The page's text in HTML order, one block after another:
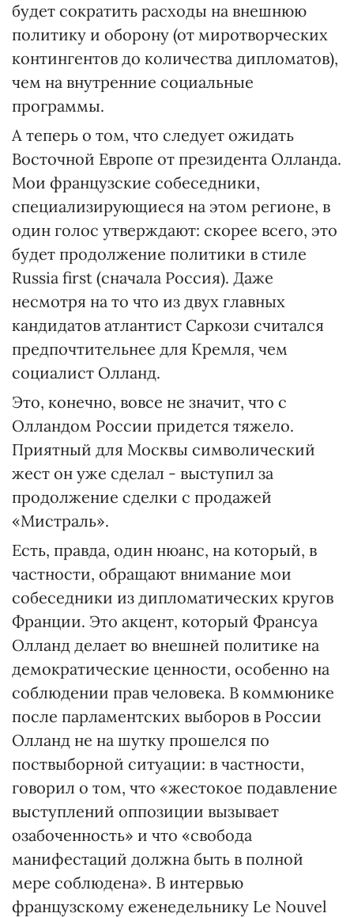
будет сократить расходы на внешнюю
политику и оборону (от миротворческих
контингентов до количества дипломатов),
чем на внутренние социальные
программы.
А теперь о том, что следует ожидать
Восточной Европе от президента Олланда.
Мои французские собеседники,
специализирующиеся на этом регионе, в
один голос утверждают: скорее всего, это
будет продолжение политики в стиле
Russia first (сначала Россия). Даже
несмотря на то что из двух главных
кандидатов атлантист Саркози считался
предпочтительнее для Кремля, чем
социалист Олланд.
Это, конечно, вовсе не значит, что с
Олландом России придется тяжело.
Приятный для Москвы символический
жест он уже сделал - выступил за
продолжение сделки с продажей
«Мистраль».
Есть, правда, один нюанс, на который, в
частности, обращают внимание мои
собеседники из дипломатических кругов
Франции. Это акцент, который Франсуа
Олланд делает во внешней политике на
демократические ценности, особенно на
соблюдении прав человека. В коммюнике
после парламентских выборов в России
Олланд не на шутку прошелся по
поствыборной ситуации: в частности,
говорил о том, что «жестокое подавление
выступлений оппозиции вызывает
озабоченность» и что «свобода
манифестаций должна быть в полной
мере соблюдена». В интервью
французскому еженедельнику Le Nouvel